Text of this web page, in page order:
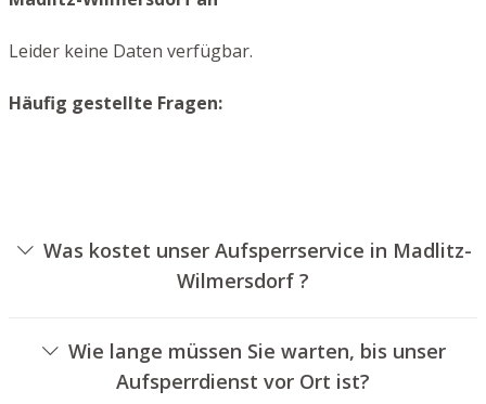
Leider keine Daten verfügbar.
Häufig gestellte Fragen:
Was kostet unser Aufsperrservice in Madlitz-
Wilmersdorf ?
hängen von verschiedenen Optionen ab, wie
beispielsweise der Ausführung des Türschlosses, der
Dauer der Arbeiten und eventuellen Anfahrtskosten. Wir
Wie lange müssen Sie warten, bis unser
Aufsperrdienst vor Ort ist?